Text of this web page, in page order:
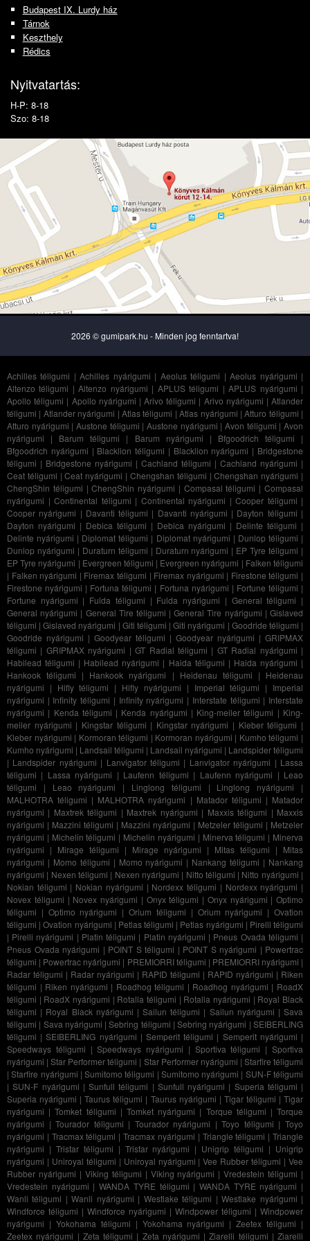
Budapest IX. Lurdy ház
Tárnok
Keszthely
Rédics
Nyitvatartás:
H-P: 8-18
Szo: 8-18
2026 © gumipark.hu - Minden jog fenntartva!
Achilles téligumi |Achilles nyárigumi | Aeolus téligumi |Aeolus nyárigumi |
Altenzo téligumi |Altenzo nyárigumi | APLUS téligumi |APLUS nyárigumi |
Apollo téligumi | Apollo nyárigumi |Arivo téligumi | Arivo nyárigumi |Atlander
téligumi | Atlander nyárigumi | Atlas téligumi |Atlas nyárigumi |Atturo téligumi |
Atturo nyárigumi |Austone téligumi |Austone nyárigumi |Avon téligumi |Avon
nyárigumi | Barum téligumi | Barum nyárigumi | Bfgoodrich téligumi |
Bfgoodrich nyárigumi | Blacklion téligumi | Blacklion nyárigumi | Bridgestone
téligumi | Bridgestone nyárigumi | Cachland téligumi | Cachland nyárigumi |
Ceat téligumi |Ceat nyárigumi | Chengshan téligumi |Chengshan nyárigumi |
ChengShin téligumi |ChengShin nyárigumi | Compasal téligumi |Compasal
nyárigumi | Continental téligumi | Continental nyárigumi | Cooper téligumi |
Cooper nyárigumi | Davanti téligumi | Davanti nyárigumi | Dayton téligumi |
Dayton nyárigumi | Debica téligumi | Debica nyárigumi | Delinte téligumi |
Delinte nyárigumi | Diplomat téligumi | Diplomat nyárigumi | Dunlop téligumi |
Dunlop nyárigumi | Duraturn téligumi | Duraturn nyárigumi | EP Tyre téligumi |
EP Tyre nyárigumi | Evergreen téligumi | Evergreen nyárigumi | Falken téligumi
| Falken nyárigumi | Firemax téligumi | Firemax nyárigumi | Firestone téligumi |
Firestone nyárigumi | Fortuna téligumi | Fortuna nyárigumi | Fortune téligumi |
Fortune nyárigumi | Fulda téligumi | Fulda nyárigumi | General téligumi |
General nyárigumi | General Tire téligumi |General Tire nyárigumi |Gislaved
téligumi |Gislaved nyárigumi | Giti téligumi |Giti nyárigumi | Goodride téligumi |
Goodride nyárigumi | Goodyear téligumi | Goodyear nyárigumi | GRIPMAX
téligumi | GRIPMAX nyárigumi |GT Radial téligumi | GT Radial nyárigumi |
Habilead téligumi | Habilead nyárigumi | Haida téligumi | Haida nyárigumi |
Hankook téligumi | Hankook nyárigumi | Heidenau téligumi | Heidenau
nyárigumi | Hifly téligumi | Hifly nyárigumi | Imperial téligumi | Imperial
nyárigumi | Infinity téligumi | Infinity nyárigumi | Interstate téligumi | Interstate
nyárigumi | Kenda téligumi | Kenda nyárigumi | King-meiler téligumi | King-
meiler nyárigumi | Kingstar téligumi | Kingstar nyárigumi | Kleber téligumi |
Kleber nyárigumi | Kormoran téligumi | Kormoran nyárigumi | Kumho téligumi |
Kumho nyárigumi | Landsail téligumi | Landsail nyárigumi | Landspider téligumi
| Landspider nyárigumi | Lanvigator téligumi | Lanvigator nyárigumi | Lassa
téligumi | Lassa nyárigumi | Laufenn téligumi | Laufenn nyárigumi | Leao
téligumi | Leao nyárigumi | Linglong téligumi | Linglong nyárigumi |
MALHOTRA téligumi | MALHOTRA nyárigumi | Matador téligumi | Matador
nyárigumi | Maxtrek téligumi | Maxtrek nyárigumi | Maxxis téligumi | Maxxis
nyárigumi | Mazzini téligumi | Mazzini nyárigumi | Metzeler téligumi | Metzeler
nyárigumi | Michelin téligumi | Michelin nyárigumi | Minerva téligumi | Minerva
nyárigumi | Mirage téligumi | Mirage nyárigumi | Mitas téligumi | Mitas
nyárigumi | Momo téligumi | Momo nyárigumi | Nankang téligumi | Nankang
nyárigumi | Nexen téligumi | Nexen nyárigumi | Nitto téligumi | Nitto nyárigumi |
Nokian téligumi | Nokian nyárigumi | Nordexx téligumi | Nordexx nyárigumi |
Novex téligumi | Novex nyárigumi | Onyx téligumi | Onyx nyárigumi | Optimo
téligumi | Optimo nyárigumi |Orium téligumi | Orium nyárigumi |Ovation
téligumi |Ovation nyárigumi | Petlas téligumi | Petlas nyárigumi | Pirelli téligumi
| Pirelli nyárigumi | Platin téligumi | Platin nyárigumi | Pneus Ovada téligumi |
Pneus Ovada nyárigumi | POINT S téligumi | POINT S nyárigumi | Powertrac
téligumi | Powertrac nyárigumi | PREMIORRI téligumi | PREMIORRI nyárigumi |
Radar téligumi | Radar nyárigumi | RAPID téligumi | RAPID nyárigumi | Riken
téligumi | Riken nyárigumi | Roadhog téligumi | Roadhog nyárigumi | RoadX
téligumi | RoadX nyárigumi | Rotalla téligumi | Rotalla nyárigumi | Royal Black
téligumi | Royal Black nyárigumi |Sailun téligumi | Sailun nyárigumi |Sava
téligumi | Sava nyárigumi |Sebring téligumi |Sebring nyárigumi |SEIBERLING
téligumi |SEIBERLING nyárigumi |Semperit téligumi | Semperit nyárigumi |
Speedways téligumi |Speedways nyárigumi | Sportiva téligumi |Sportiva
nyárigumi |Star Performer téligumi | Star Performer nyárigumi | Starfire téligumi
|Starfire nyárigumi |Sumitomo téligumi | Sumitomo nyárigumi | SUN-F téligumi
|SUN-F nyárigumi | Sunfull téligumi | Sunfull nyárigumi | Superia téligumi |
Superia nyárigumi |Taurus téligumi | Taurus nyárigumi | Tigar téligumi |Tigar
nyárigumi |Tomket téligumi | Tomket nyárigumi | Torque téligumi |Torque
nyárigumi |Tourador téligumi | Tourador nyárigumi |Toyo téligumi |Toyo
nyárigumi | Tracmax téligumi |Tracmax nyárigumi | Triangle téligumi |Triangle
nyárigumi | Tristar téligumi | Tristar nyárigumi | Unigrip téligumi | Unigrip
nyárigumi | Uniroyal téligumi | Uniroyal nyárigumi |Vee Rubber téligumi |Vee
Rubber nyárigumi | Viking téligumi | Viking nyárigumi |Vredestein téligumi |
Vredestein nyárigumi |WANDA TYRE téligumi | WANDA TYRE nyárigumi |
Wanli téligumi |Wanli nyárigumi | Westlake téligumi |Westlake nyárigumi |
Windforce téligumi | Windforce nyárigumi | Windpower téligumi | Windpower
nyárigumi | Yokohama téligumi | Yokohama nyárigumi |Zeetex téligumi |
Zeetex nyárigumi | Zeta téligumi | Zeta nyárigumi |Ziarelli téligumi | Ziarelli